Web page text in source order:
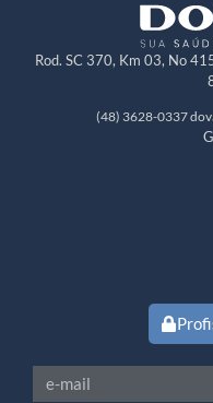
Rod. SC 370, Km 03, No
(48) 3628-0337